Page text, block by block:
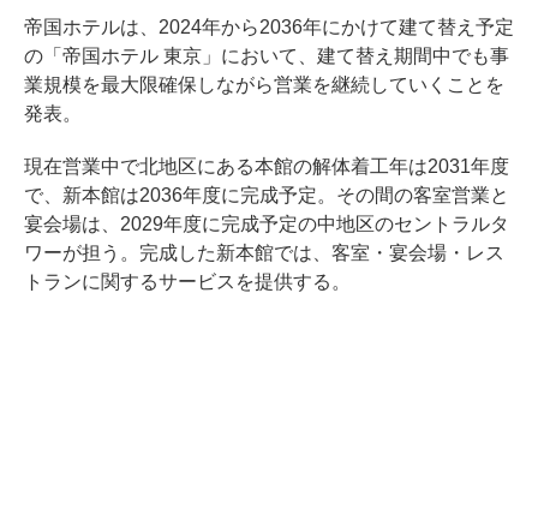
帝国ホテルは、2024年から2036年にかけて建て替え予定
の「帝国ホテル 東京」において、建て替え期間中でも事
業規模を最大限確保しながら営業を継続していくことを
発表。
現在営業中で北地区にある本館の解体着工年は2031年度
で、新本館は2036年度に完成予定。その間の客室営業と
宴会場は、2029年度に完成予定の中地区のセントラルタ
ワーが担う。完成した新本館では、客室・宴会場・レス
トランに関するサービスを提供する。